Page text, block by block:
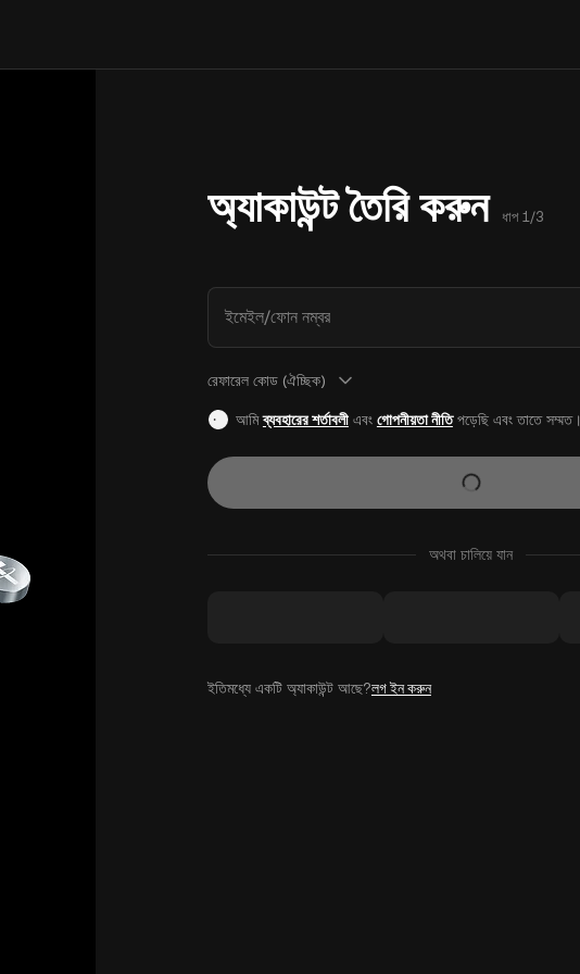
অ্যাকাউন্ট তৈরি করুন ধাপ 1/3
ইমেইল/ফোন নম্বর
রেফারেল কোড (ঐচ্ছিক)
আমিব্যবহারের শর্তাবলীএবং গোপনীয়তা নীতিপড়েছি এবং তাতে সম্মত।
অথবা চালিয়ে যান
ইতিমধ্যে একটি অ্যাকাউন্ট আছে?লগ ইন করুন